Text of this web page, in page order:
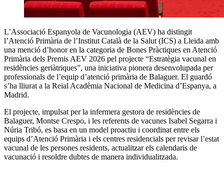
L’Associació Espanyola de Vacunologia (AEV) ha distingit
l’Atenció Primària de l’Institut Català de la Salut (ICS) a Lleida amb
una menció d’honor en la categoria de Bones Pràctiques en Atenció
Primària dels Premis AEV 2026 pel projecte “Estratègia vacunal en
residències geriàtriques”, una iniciativa pionera desenvolupada per
professionals de l’equip d’atenció primària de Balaguer. El guardó
s’ha lliurat a la Reial Acadèmia Nacional de Medicina d’Espanya, a
Madrid.
El projecte, impulsat per la infermera gestora de residències de
Balaguer, Montse Crespo, i les referents de vacunes Isabel Segarra i
Núria Tribó, es basa en un model proactiu i coordinat entre els
equips d’Atenció Primària i els centres residencials per revisar l’estat
vacunal de les persones residents, actualitzar els calendaris de
vacunació i resoldre dubtes de manera individualitzada.